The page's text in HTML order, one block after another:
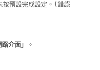
按預設完成設定。 (錯誤
路介面 」。